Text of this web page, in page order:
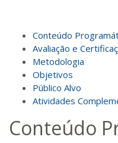
140 H 18dias
160 H 20dias
180 H 23dias
Conteúdo
Avaliação e
Metodologia
Objetivos
Público Alvo
Atividades
Conteúdo